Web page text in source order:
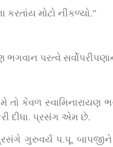
કરતાંય મોટો નીકળ્યો.”
પરત્વે
તો કેવળ
દીધા. પ્રસંગ એમ છે.